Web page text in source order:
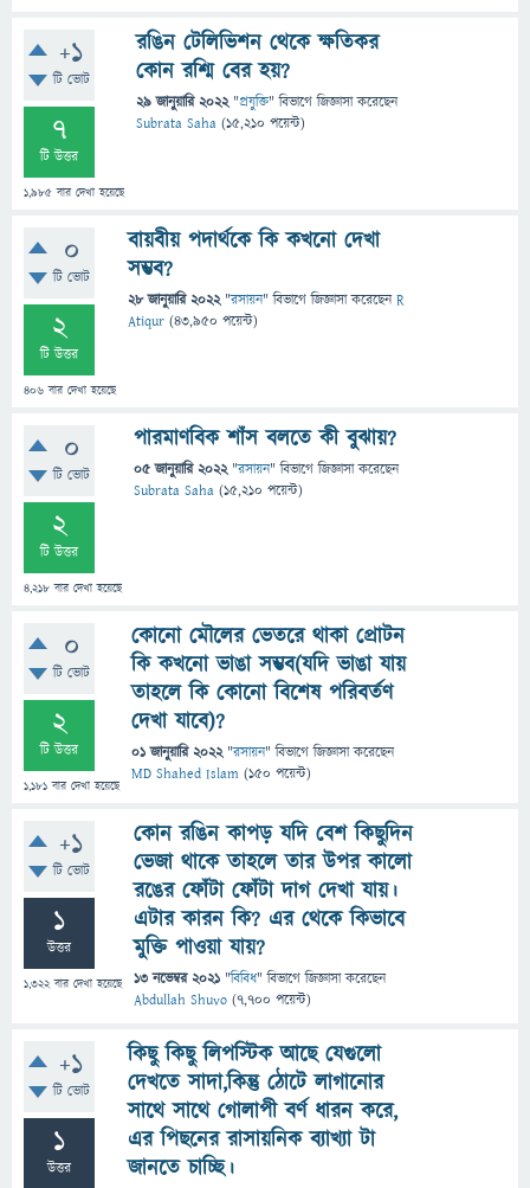
+1
টি ভোট
7
টি উত্তর
1,985 বার দেখা হয়েছে
রঙিন টেলিভিশন থেকে ক্ষতিকর
কোন রশ্মি বের হয়?
29 জানুয়ারি 2022 "প্রযুক্তি" বিভাগে জিজ্ঞাসাকরেছেন
Subrata Saha (15,210 পয়েন্ট)
0
টি ভোট
2
টি উত্তর
406 বার দেখা হয়েছে
বায়বীয় পদার্থকে কি কখনো দেখা
সম্ভব?
28 জানুয়ারি 2022 "রসায়ন" বিভাগে জিজ্ঞাসাকরেছেনR
Atiqur (43,950 পয়েন্ট)
0
টি ভোট
2
টি উত্তর
4,218 বার দেখা হয়েছে
পারমাণবিক শাঁস বলতে কী বুঝায়?
05 জানুয়ারি 2022 "রসায়ন" বিভাগে জিজ্ঞাসাকরেছেন
Subrata Saha (15,210 পয়েন্ট)
0
টি ভোট
2
টি উত্তর
1,181 বার দেখা হয়েছে
কোনো মৌলের ভেতরে থাকা প্রোটন
কি কখনো ভাঙা সম্ভব(যদি ভাঙা যায়
তাহলে কি কোনো বিশেষ পরিবর্তণ
দেখা যাবে)?
01 জানুয়ারি 2022 "রসায়ন" বিভাগে জিজ্ঞাসাকরেছেন
MD Shahed Islam (150 পয়েন্ট)
+1
টি ভোট
1
উত্তর
1,322বার দেখা হয়েছে
কোন রঙিন কাপড় যদি বেশ কিছুদিন
ভেজা থাকে তাহলে তার উপর কালো
রঙের ফোঁটা ফোঁটা দাগ দেখা যায়।
এটার কারন কি? এর থেকে কিভাবে
মুক্তি পাওয়া যায়?
13 নভেম্বর 2021 "বিবিধ" বিভাগে জিজ্ঞাসাকরেছেন
Abdullah Shuvo (7,700 পয়েন্ট)
+1
টি ভোট
1
উত্তর
কিছু কিছু লিপস্টিক আছে যেগুলো
দেখতে সাদা,কিন্তু ঠোটে লাগানোর
সাথে সাথে গোলাপী বর্ণ ধারন করে,
এর পিছনের রাসায়নিক ব্যাখ্যা টা
জানতে চাচ্ছি।